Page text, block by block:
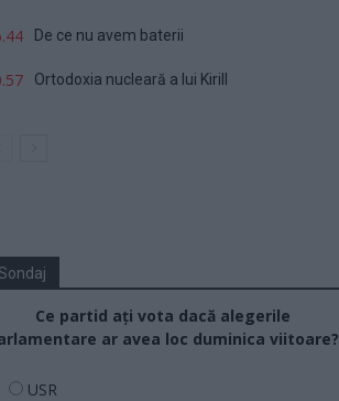
De ce nu avem baterii
Ortodoxia nucleară a lui Kirill
Ce partid ați vota dacă alegerile
ar avea loc duminica viitoare?
USR